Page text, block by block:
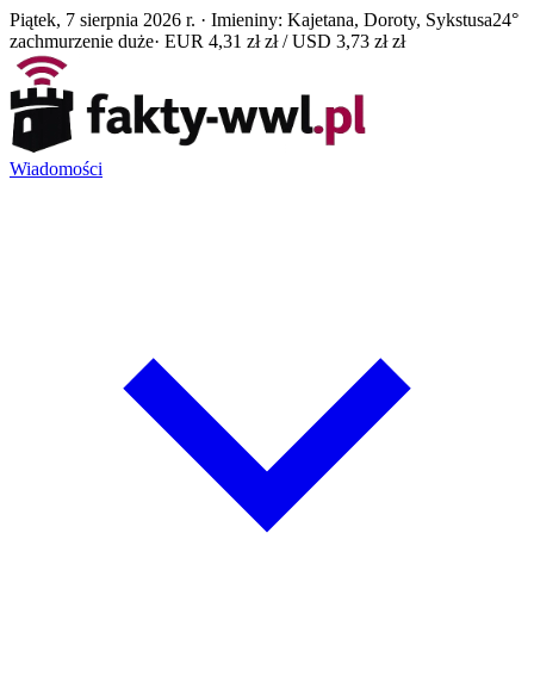
Piątek, 7 sierpnia 2026 r. · Imieniny: Kajetana, Doroty, Sykstusa24°
zachmurzenie duże· EUR 4,31 zł zł / USD 3,73 zł zł
Wiadomości